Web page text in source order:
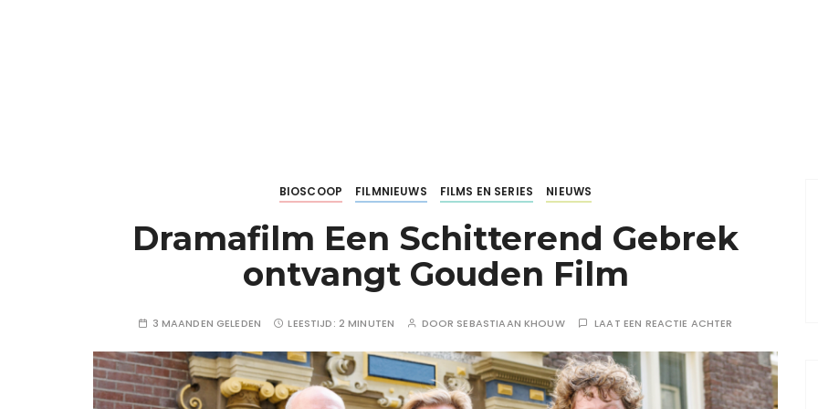
BIOSCOOP FILMNIEUWS FILMS EN SERIES NIEUWS
Dramafilm Een Schitterend Gebrek
ontvangt Gouden Film
3 MAANDEN GELEDEN LEESTIJD: 2 MINUTEN DOOR SEBASTIAAN KHOUW LAAT EEN REACTIE ACHTER